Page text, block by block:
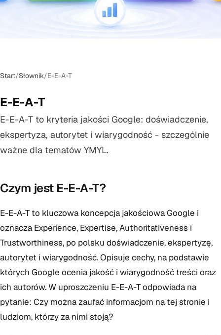
Start/Słownik/E-E-A-T
E-E-A-T
E-E-A-T to kryteria jakości Google: doświadczenie,
ekspertyza, autorytet i wiarygodność - szczególnie
ważne dla tematów YMYL.
Czym jest E-E-A-T?
E-E-A-T to kluczowa koncepcja jakościowa Google i
oznacza Experience, Expertise, Authoritativeness i
Trustworthiness, po polsku doświadczenie, ekspertyzę,
autorytet i wiarygodność. Opisuje cechy, na podstawie
których Google ocenia jakość i wiarygodność treści oraz
ich autorów. W uproszczeniu E-E-A-T odpowiada na
pytanie: Czy można zaufać informacjom na tej stronie i
ludziom, którzy za nimi stoją?